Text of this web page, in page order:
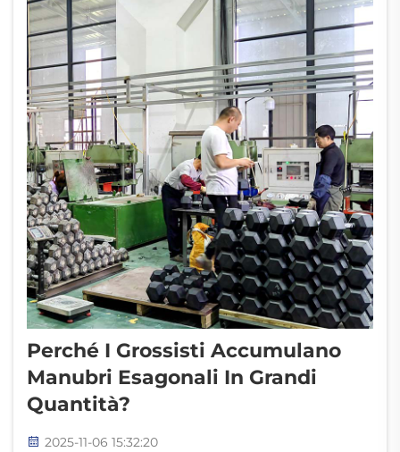
flessibilità. Wit...
Perché I Grossisti Accumulano
Manubri Esagonali In Grandi
Quantità?
2025-11-06 15:32:20